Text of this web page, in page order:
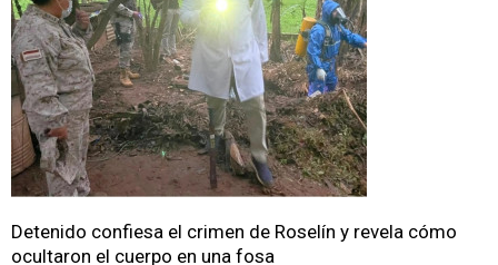
Detenido confiesa el crimen de Roselín y revela cómo
ocultaron el cuerpo en una fosa